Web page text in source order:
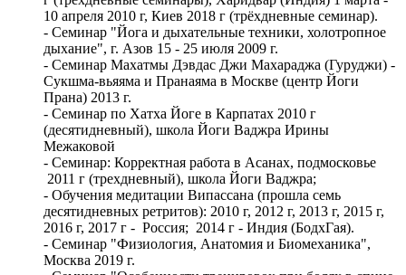
10 апреля 2010 г, Киев 2018 г (трёхдневные семинар).
- Семинар "Йога и дыхательные техники, холотропное
дыхание", г. Азов 15 - 25 июля 2009 г.
- Семинар Махатмы Дэвдас Джи Махараджа (Гуруджи) -
Сукшма-вьяяма и Пранаяма в Москве (центр Йоги
Прана) 2013 г.
- Семинар по Хатха Йоге в Карпатах 2010 г
(десятидневный), школа Йоги Ваджра Ирины
Межаковой
- Семинар: Корректная работа в Асанах, подмосковье
2011 г (трехдневный), школа Йоги Ваджра;
- Обучения медитации Випассана (прошла семь
десятидневных ретритов): 2010 г, 2012 г, 2013 г, 2015 г,
2016 г, 2017 г - Россия; 2014 г - Индия (БодхГая).
- Семинар "Физиология, Анатомия и Биомеханика",
Москва 2019 г.